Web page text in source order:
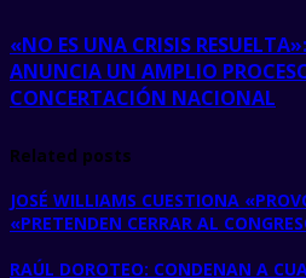
«NO ES UNA CRISIS
ANUNCIA UN AMPLIO
CONCERTACIÓN NACIONAL
Related posts
JOSÉ WILLIAMS CUESTIONA
«PRETENDEN CERRAR AL
RAÚL DOROTEO: CONDENAN A